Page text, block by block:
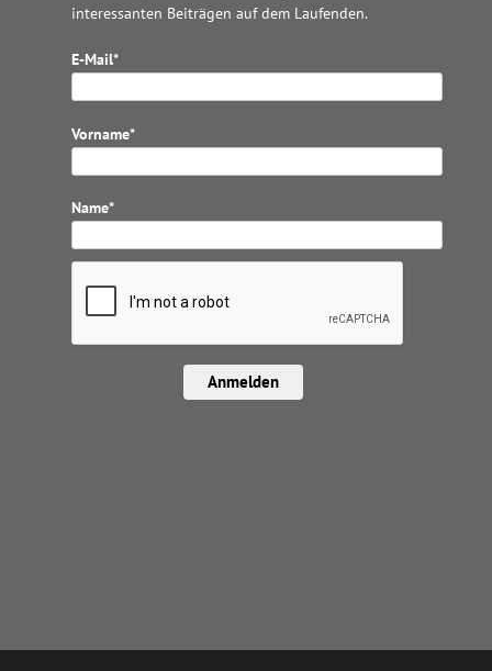
interessanten Beiträgen auf dem Laufenden.
E-Mail*
Vorname*
Name*
Anmelden